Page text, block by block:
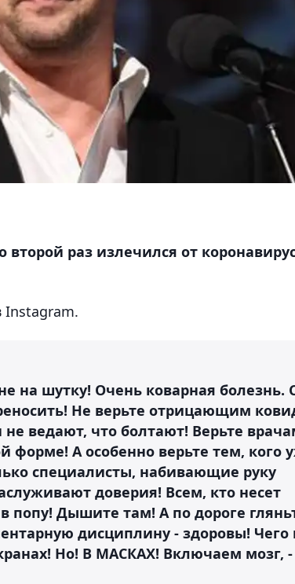
раз излечился от
Instagram.
на шутку! Очень коварная болезнь.
Не верьте отрицающим
ведают, что болтают! Верьте
форме! А особенно верьте тем, кого
специалисты, набивающие руку
доверия! Всем, кто несет
попу! Дышите там! А по дороге
дисциплину - здоровы! Чего
Но! В МАСКАХ! Включаем мозг, -